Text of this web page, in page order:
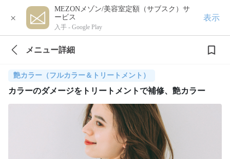
×
MEZONメゾン/美容室定額（サブスク）サ
ービス
入手 - Google Play
表示
メニュー詳細
艶カラー（フルカラー＆トリートメント）
カラーのダメージをトリートメントで補修、艶カラー